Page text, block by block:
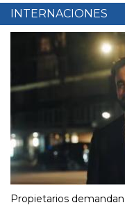
INTERNACIONES
Propietarios